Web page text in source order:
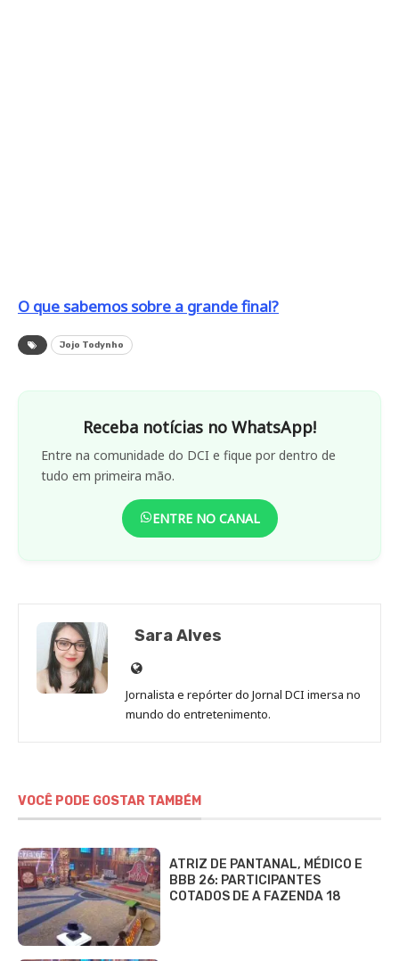
O que sabemos sobre a grande final?
Jojo Todynho
Receba notícias no WhatsApp!
Entre na comunidade do DCI e fique por dentro de
tudo em primeira mão.
ENTRE NO CANAL
Sara Alves
Site
de
Sara
Jornalista e repórter do Jornal DCI imersa no
mundo do entretenimento.
VOCÊ PODE GOSTAR TAMBÉM
ATRIZ DE PANTANAL, MÉDICO E
BBB 26: PARTICIPANTES
COTADOS DE A FAZENDA 18